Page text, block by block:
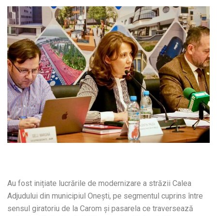
Au fost inițiate lucrările de modernizare a străzii Calea
Adjudului din municipiul Onești, pe segmentul cuprins între
sensul giratoriu de la Carom și pasarela ce traversează